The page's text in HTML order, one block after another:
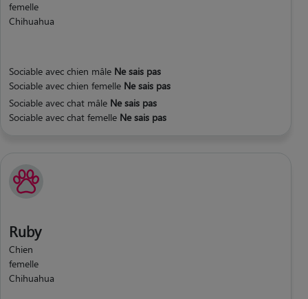
femelle
Chihuahua
Sociable avec chien mâle Ne sais pas
Sociable avec chien femelle Ne sais pas
Sociable avec chat mâle Ne sais pas
Sociable avec chat femelle Ne sais pas
Ruby
Chien
femelle
Chihuahua